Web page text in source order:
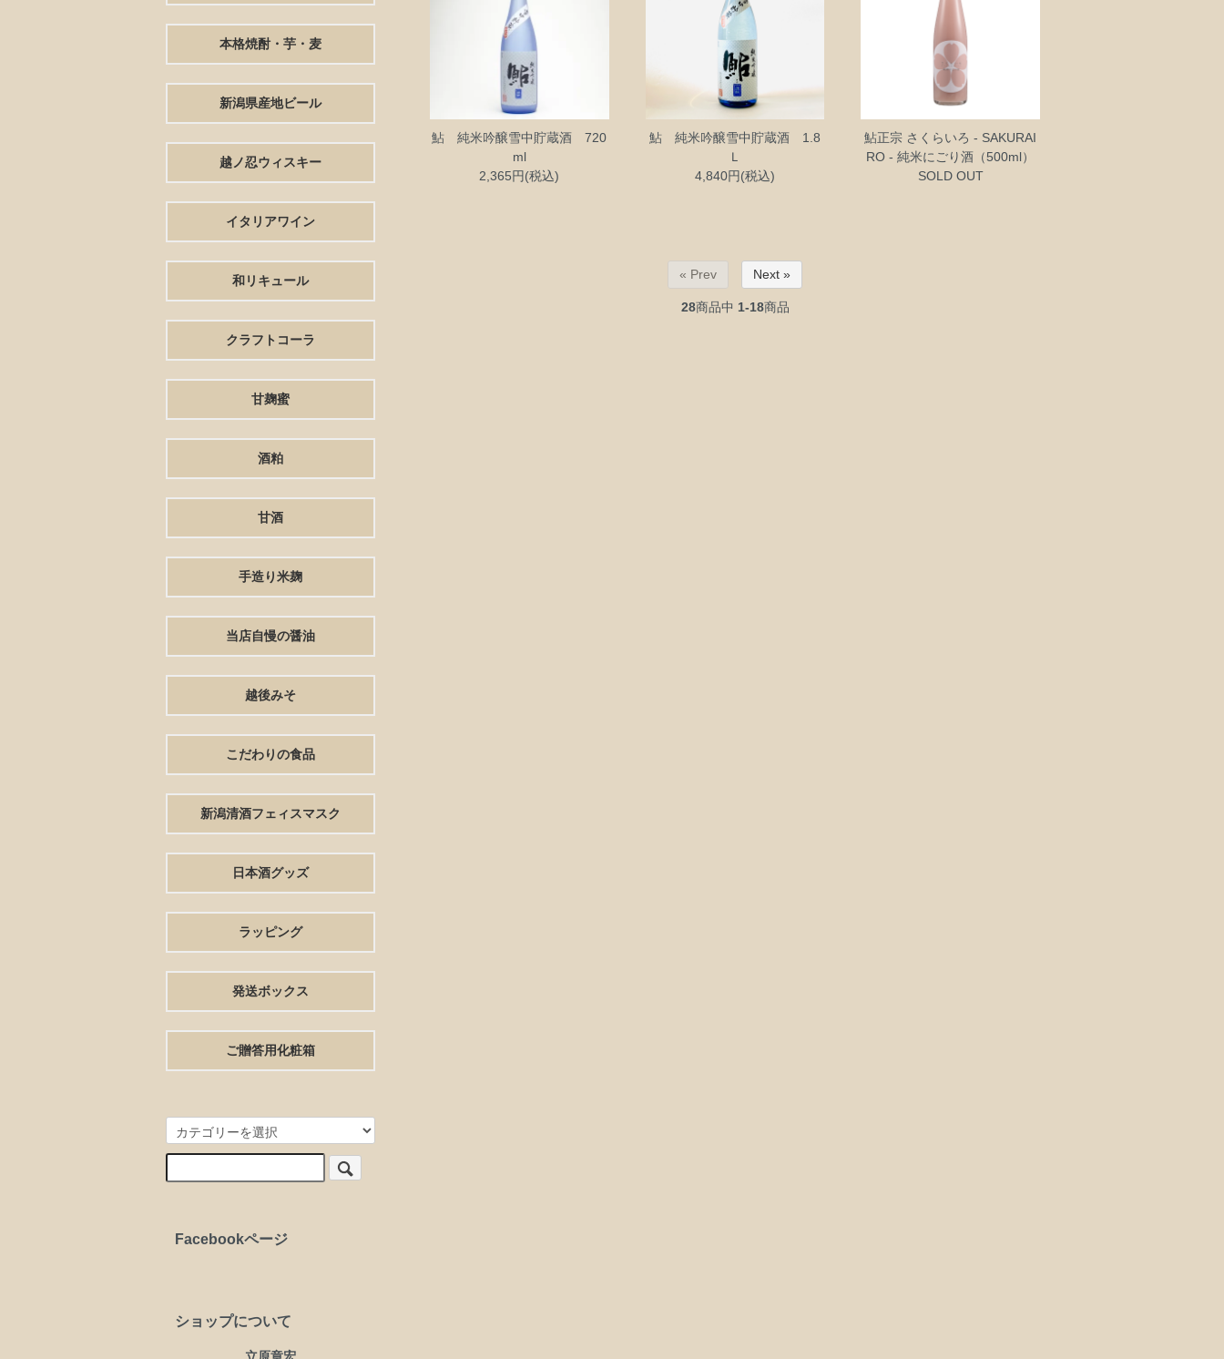
鮎 純米吟醸雪中貯蔵酒 720
ml
2,365円(税込)
鮎 純米吟醸雪中貯蔵酒 1.8
Ｌ
4,840円(税込)
鮎正宗 さくらいろ - SAKURAI
RO - 純米にごり酒（500ml）
SOLD OUT
« Prev Next »
28商品中 1-18商品
本格焼酎・芋・麦
新潟県産地ビール
越ノ忍ウィスキー
イタリアワイン
和リキュール
クラフトコーラ
甘麹蜜
酒粕
甘酒
手造り米麹
当店自慢の醤油
越後みそ
こだわりの食品
新潟清酒フェィスマスク
日本酒グッズ
ラッピング
発送ボックス
ご贈答用化粧箱
Facebookページ
ショップについて